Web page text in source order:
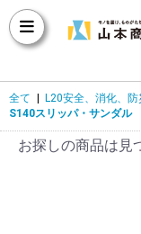
全て | L20安全、消化、
S140スリッパ・サンダル
お探しの商品は見